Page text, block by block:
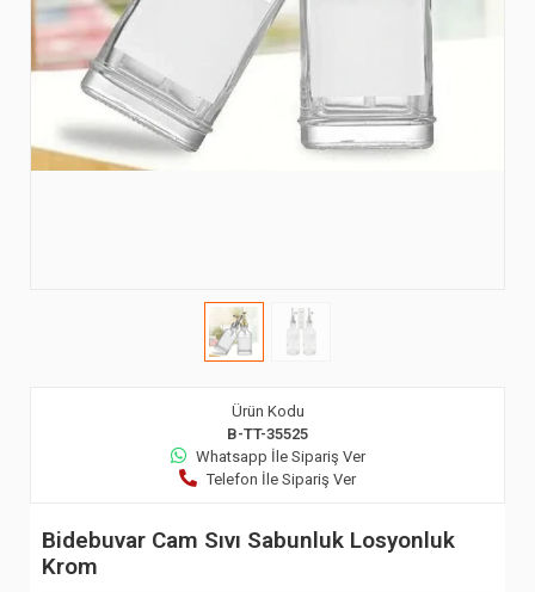
Ürün Kodu
B-TT-35525
Whatsapp İle Sipariş Ver
Telefon İle Sipariş Ver
Bidebuvar Cam Sıvı Sabunluk Losyonluk
Krom